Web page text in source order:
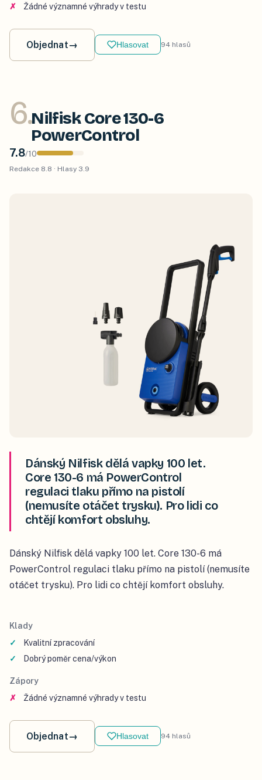
Žádné významné výhrady v testu
Objednat→ Hlasovat 94 hlasů
6.Nilfisk Core 130-6
PowerControl
7.8/10
Redakce 8.8 · Hlasy 3.9
Dánský Nilfisk dělá vapky 100 let.
Core 130-6 má PowerControl
regulaci tlaku přímo na pistolí
(nemusíte otáčet trysku). Pro lidi co
chtějí komfort obsluhy.
Dánský Nilfisk dělá vapky 100 let. Core 130-6 má
PowerControl regulaci tlaku přímo na pistolí (nemusíte
otáčet trysku). Pro lidi co chtějí komfort obsluhy.
Klady
Kvalitní zpracování
Dobrý poměr cena/výkon
Zápory
Žádné významné výhrady v testu
Objednat→ Hlasovat 94 hlasů